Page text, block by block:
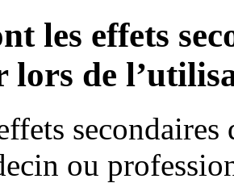
les effets
lors de
ou